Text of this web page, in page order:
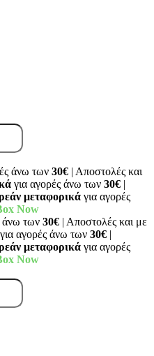
άνω των 30€ | Αποστολές και
για αγορές άνω των 30€ |
μεταφορικά για αγορές
Now
άνω των 30€ | Αποστολές και με
για αγορές άνω των 30€ |
μεταφορικά για αγορές
Now